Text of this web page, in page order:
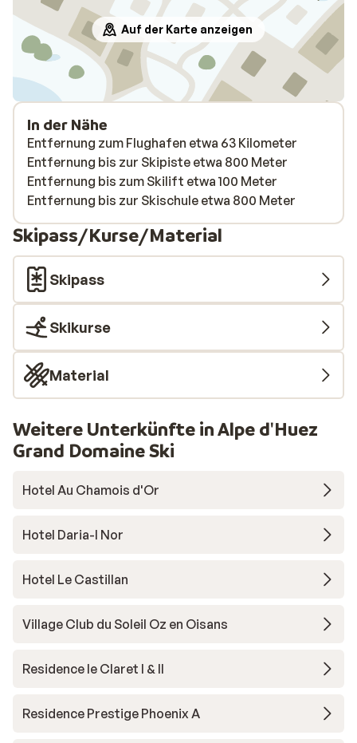
Auf der Karte anzeigen
In der Nähe
Entfernung zum Flughafen etwa 63 Kilometer
Entfernung bis zur Skipiste etwa 800 Meter
Entfernung bis zum Skilift etwa 100 Meter
Entfernung bis zur Skischule etwa 800 Meter
Skipass/Kurse/Material
Skipass
Skikurse
Material
Weitere Unterkünfte in Alpe d'Huez
Grand Domaine Ski
Hotel Au Chamois d'Or
Hotel Daria-I Nor
Hotel Le Castillan
Village Club du Soleil Oz en Oisans
Residence le Claret I & II
Residence Prestige Phoenix A